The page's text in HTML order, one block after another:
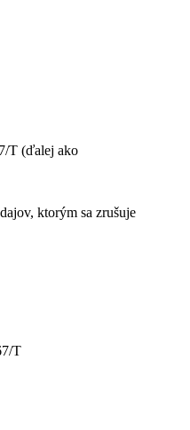
T (ďalej ako
ktorým sa zrušuje
T